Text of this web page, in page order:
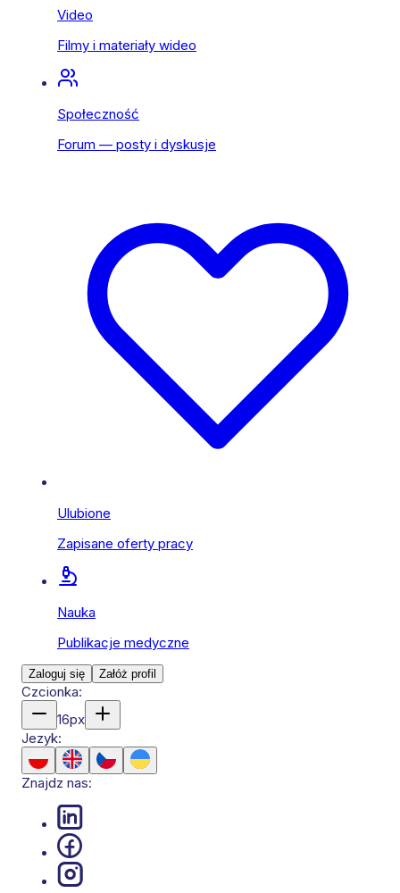
Video
Filmy i materiały wideo
Społeczność
Forum — posty i dyskusje
Ulubione
Zapisane oferty pracy
Nauka
Publikacje medyczne
Zaloguj się Załóż profil
Czcionka:
16px
Jezyk:
Znajdz nas: